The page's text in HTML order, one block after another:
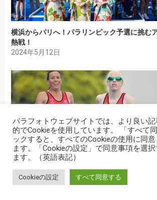
横浜からパリへ！パラリンピック予選に挑む
熱戦！
2024年5月12日
東京パラ金メダリストがそろう横浜で熱戦。
パラフォトウェブサイトでは、より良い
的でCookieを使用しています。 「すべて
ックすると、すべてのCookieの使用に同
ます。「Cookieの設定」で同意事項を選
ます。（英語表記）
Cookieの設定 すべて同意する